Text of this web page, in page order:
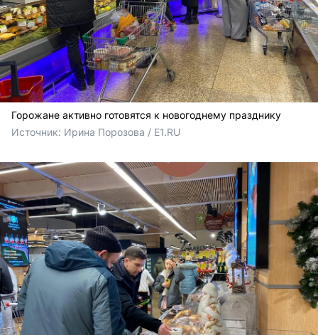
Горожане активно готовятся к новогоднему празднику
Источник: Ирина Порозова / E1.RU